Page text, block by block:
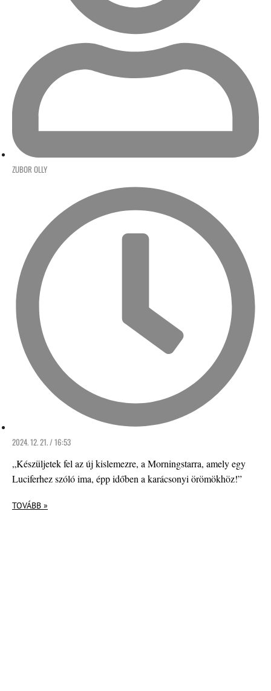
ZUBOR OLLY
2024. 12. 21. / 16:53
„Készüljetek fel az új kislemezre, a Morningstarra, amely egy
Luciferhez szóló ima, épp időben a karácsonyi örömökhöz!”
TOVÁBB »